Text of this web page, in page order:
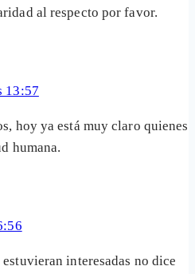
al respecto por favor.
13:57
hoy ya está muy claro quienes
humana.
interesadas no dice